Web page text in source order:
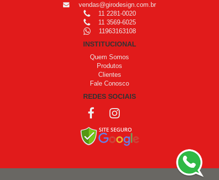
vendas@girodesign.com.br
11 2281-0020
11 3569-6025
11963163108
INSTITUCIONAL
Quem Somos
Produtos
Clientes
Fale Conosco
REDES SOCIAIS